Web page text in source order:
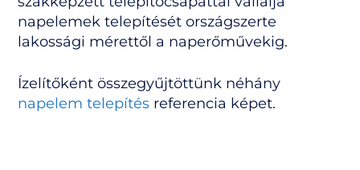
napelemek telepítését országszerte
lakossági mérettől a naperőművekig.
Ízelítőként összegyűjtöttünk néhány
napelem telepítés referencia képet.